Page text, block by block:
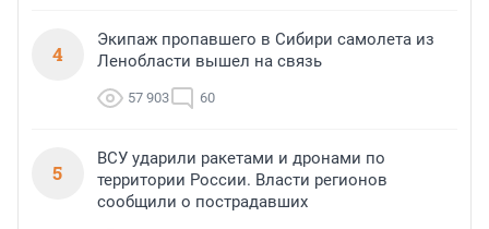
4
Экипаж пропавшего в Сибири самолета из
Ленобласти вышел на связь
57 903 60
5
ВСУ ударили ракетами и дронами по
территории России. Власти регионов
сообщили о пострадавших